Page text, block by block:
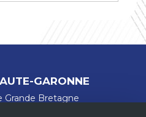
GARONNE
Grande Bretagne